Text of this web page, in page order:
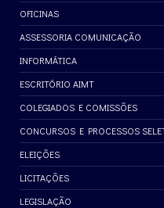
OFICINAS
ASSESSORIA COMUNICAÇÃO
INFORMÁTICA
ESCRITÓRIO AIMT
COLEGIADOS E COMISSÕES
CONCURSOS E PROCESSOS
ELEIÇÕES
LICITAÇÕES
LEGISLAÇÃO